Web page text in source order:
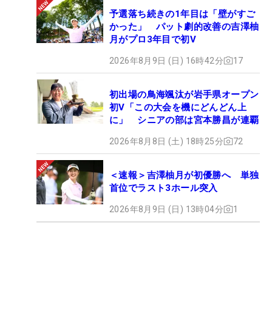
予選落ち続きの1年目は「壁がすご
かった」 パット劇的改善の吉澤柚
月がプロ3年目で初V
2026年8月9日 (日) 16時42分 17
初出場の鳥海颯汰が岩手県オープン
初V「この大会を機にどんどん上
に」 シニアの部は宮本勝昌が連覇
2026年8月8日 (土) 18時25分 72
＜速報＞吉澤柚月が初優勝へ 単独
首位でラスト3ホール突入
2026年8月9日 (日) 13時04分 1